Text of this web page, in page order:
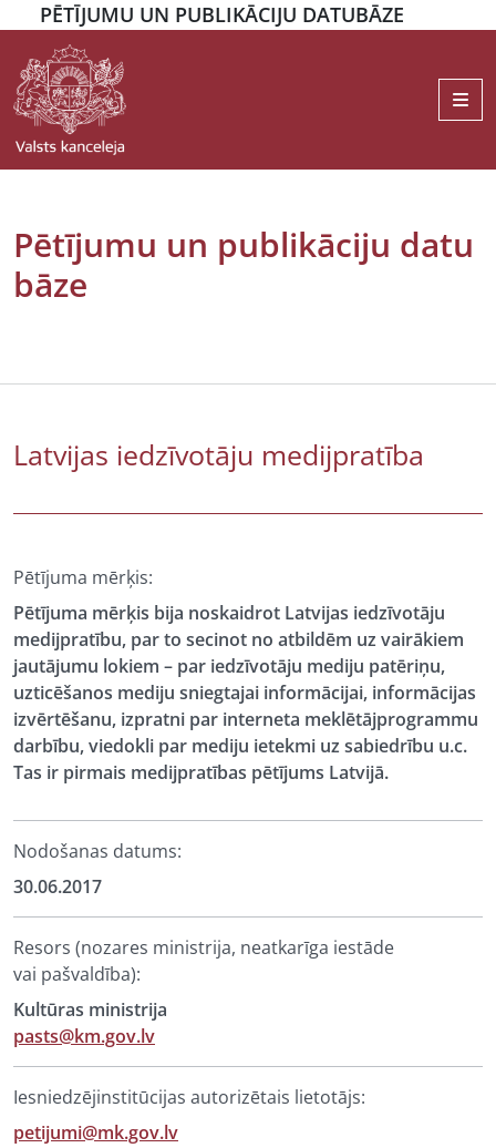
PĒTĪJUMU UN PUBLIKĀCIJU DATUBĀZE
Pētījumu un publikāciju datu
bāze
Latvijas iedzīvotāju medijpratība
Pētījuma mērķis:
Pētījuma mērķis bija noskaidrot Latvijas iedzīvotāju
medijpratību, par to secinot no atbildēm uz vairākiem
jautājumu lokiem – par iedzīvotāju mediju patēriņu,
uzticēšanos mediju sniegtajai informācijai, informācijas
izvērtēšanu, izpratni par interneta meklētājprogrammu
darbību, viedokli par mediju ietekmi uz sabiedrību u.c.
Tas ir pirmais medijpratības pētījums Latvijā.
Nodošanas datums:
30.06.2017
Resors (nozares ministrija, neatkarīga iestāde
vai pašvaldība):
Kultūras ministrija
pasts@km.gov.lv
Iesniedzējinstitūcijas autorizētais lietotājs:
petijumi@mk.gov.lv